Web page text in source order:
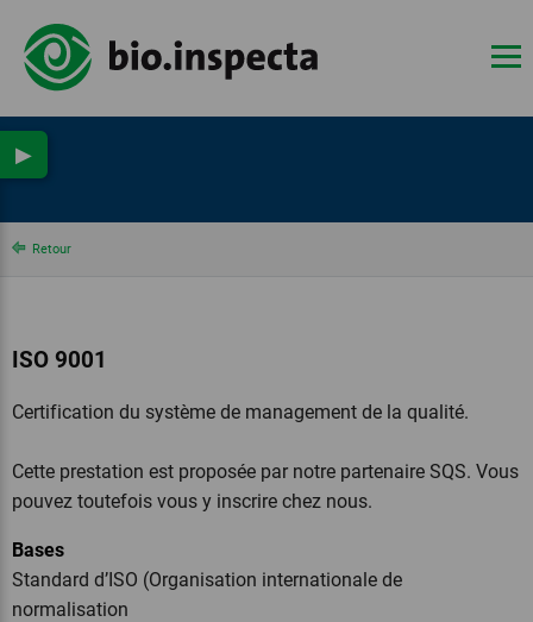
Retour
ISO 9001
Certification du système de management de la qualité.
Cette prestation est proposée par notre partenaire SQS. Vous
pouvez toutefois vous y inscrire chez nous.
Bases
Standard d’ISO (Organisation internationale de
normalisation
▶